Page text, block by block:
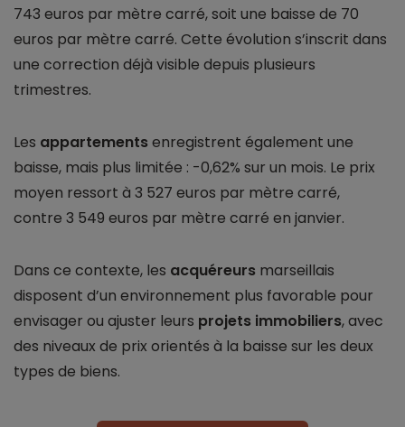
743 euros par mètre carré, soit une baisse de 70
euros par mètre carré. Cette évolution s’inscrit dans
une correction déjà visible depuis plusieurs
trimestres.
Les appartementsenregistrent également une
baisse, mais plus limitée : -0,62% sur un mois. Le prix
moyen ressort à 3 527 euros par mètre carré,
contre 3 549 euros par mètre carré en janvier.
Dans ce contexte, les acquéreurs marseillais
disposent d’un environnement plus favorable pour
envisager ou ajuster leurs projets immobiliers, avec
des niveaux de prix orientés à la baisse sur les deux
types de biens.